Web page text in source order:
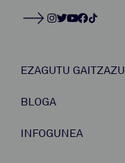
EZAGUTU GAITZAZU
BLOGA
INFOGUNEA